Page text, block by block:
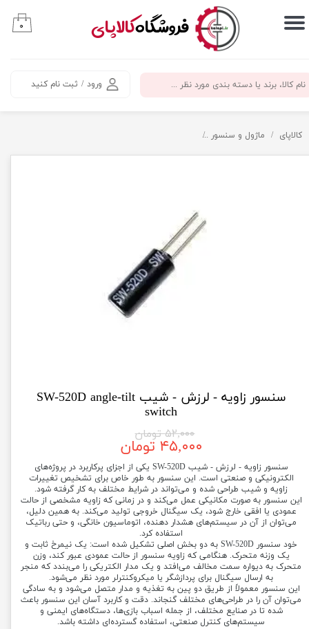
​فروشگاهکالاپای
ورود / ثبت نام کنید
حساب کاربری من
سفارشات
۰
کالاپای ماژول و سنسور
سنسور زاویه - لرزش - شیب SW-520D angle-tilt
switch
۵۲,۰۰۰ تومان
۴۵,۰۰۰ تومان
سنسور زاویه - لرزش - شیب SW-520D یکی از اجزای پرکاربرد در پروژه‌های
الکترونیکی و صنعتی است. این سنسور به طور خاص برای تشخیص تغییرات
زاویه و شیب طراحی شده و می‌تواند در شرایط مختلف به کار گرفته شود.
این سنسور به صورت مکانیکی عمل می‌کند و در زمانی که زاویه مشخصی از حالت
عمودی یا افقی خارج شود، یک سیگنال خروجی تولید می‌کند. به همین دلیل،
می‌توان از آن در سیستم‌های هشدار دهنده، اتوماسیون خانگی، و حتی رباتیک
استفاده کرد.
خود سنسور SW-520D به دو بخش اصلی تشکیل شده است: یک نیمرخ ثابت و
یک وزنه متحرک. هنگامی که زاویه سنسور از حالت عمودی عبور کند، وزن
متحرک به دیواره سمت مخالف می‌افتد و یک مدار الکتریکی را می‌بندد که منجر
به ارسال سیگنال برای پردازشگر یا میکروکنترلر مورد نظر می‌شود.
این سنسور معمولاً از طریق دو پین به تغذیه و مدار متصل می‌شود و به سادگی
می‌توان آن را در طراحی‌های مختلف گنجاند. دقت و کاربرد آسان این سنسور باعث
شده تا در صنایع مختلف، از جمله اسباب بازی‌ها، دستگاه‌های ایمنی و
سیستم‌های کنترل صنعتی، استفاده گسترده‌ای داشته باشد.